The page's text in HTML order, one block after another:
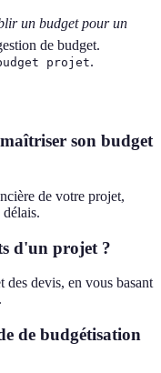
un budget pour un
de budget.
projet.
son budget
de votre projet,
d'un projet ?
des devis, en vous basant
de budgétisation